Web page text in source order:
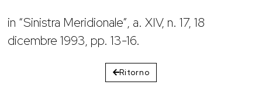
in “Sinistra Meridionale”, a. XIV, n. 17, 18
dicembre 1993, pp. 13-16.
Ritorno